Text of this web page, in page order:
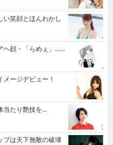
笑顔とほんわかし
ヘ顔・「らめぇ」……
ージデビュー！
当たり艶技を…
は天下無敵の破壊